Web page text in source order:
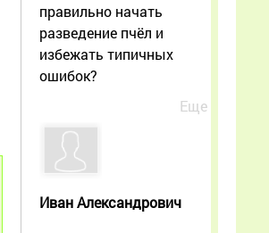
правильно начать
разведение пчёл и
избежать типичных
ошибок?
Еще
Иван Александрович